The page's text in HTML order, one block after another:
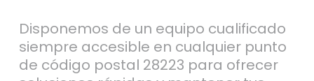
Disponemos de un equipo cualificado
siempre accesible en cualquier punto
de código postal 28223 para ofrecer